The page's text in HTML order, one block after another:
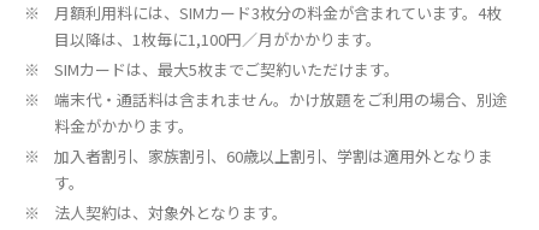
月額利用料には、SIMカード3枚分の料金が含まれています。4枚
目以降は、1枚毎に1,100円／月がかかります。
SIMカードは、最大5枚までご契約いただけます。
端末代・通話料は含まれません。かけ放題をご利用の場合、別途
料金がかかります。
加入者割引、家族割引、60歳以上割引、学割は適用外となりま
す。
法人契約は、対象外となります。